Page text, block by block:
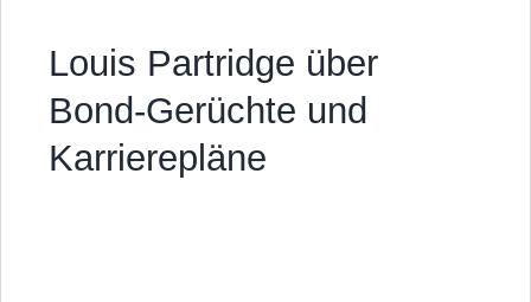
Louis Partridge über
Bond-Gerüchte und
Karrierepläne